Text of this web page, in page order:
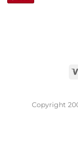
Copyright